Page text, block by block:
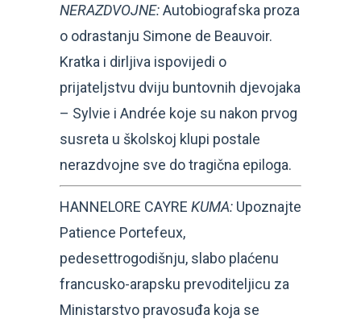
NERAZDVOJNE:Autobiografska proza
o odrastanju Simone de Beauvoir.
Kratka i dirljiva ispovijedi o
prijateljstvu dviju buntovnih djevojaka
– Sylvie i Andrée koje su nakon prvog
susreta u školskoj klupi postale
nerazdvojne sve do tragična epiloga.
HANNELORE CAYRE KUMA: Upoznajte
Patience Portefeux,
pedesettrogodišnju, slabo plaćenu
francusko-arapsku prevoditeljicu za
Ministarstvo pravosuđa koja se